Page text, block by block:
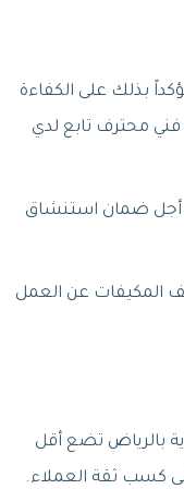
بذلك على الكفاءة
فني محترف تابع لدي
أجل ضمان استنشاق
المكيفات عن العمل
بالرياض تضع أقل
كسب ثقة العملاء.